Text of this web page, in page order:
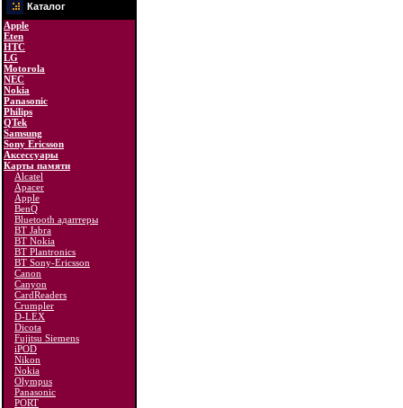
Каталог
Apple
Eten
HTC
LG
Motorola
NEC
Nokia
Panasonic
Philips
QTek
Samsung
Sony Ericsson
Аксессуары
Карты памяти
Alcatel
Apacer
Apple
BenQ
Bluetooth адаптеры
BT Jabra
BT Nokia
BT Plantronics
BT Sony-Ericsson
Canon
Canyon
CardReaders
Crumpler
D-LEX
Dicota
Fujitsu Siemens
iPOD
Nikon
Nokia
Olympus
Panasonic
PORT